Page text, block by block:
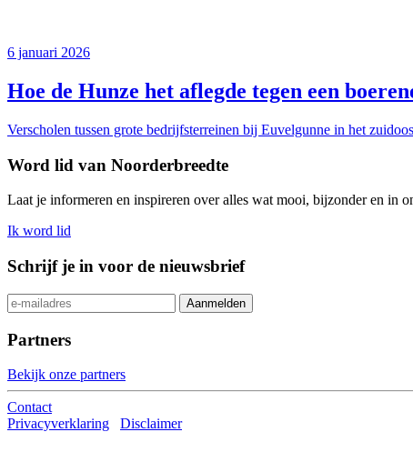
6 januari 2026
Hoe de Hunze het aflegde tegen een
Verscholen tussen grote bedrijfsterreinen bij Euvelgunne in het
Word lid van Noorderbreedte
Laat je informeren en inspireren over alles wat mooi, bijzonder en in
Ik word lid
Schrijf je in voor de nieuwsbrief
Partners
Bekijk onze partners
Contact
Privacyverklaring
Disclaimer